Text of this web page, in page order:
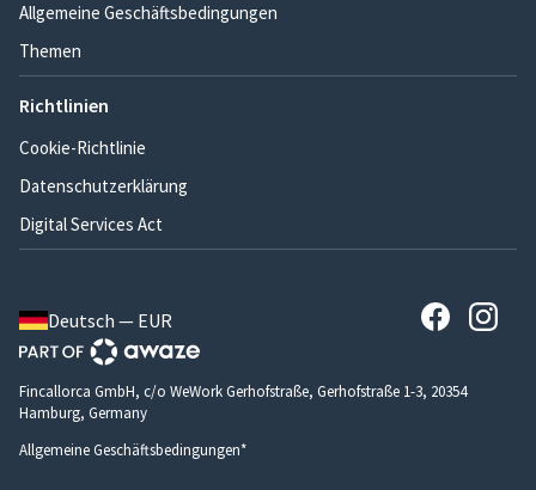
Allgemeine Geschäftsbedingungen
Themen
Richtlinien
Cookie-Richtlinie
Datenschutzerklärung
Digital Services Act
Deutsch — EUR
Fincallorca GmbH, c/o WeWork Gerhofstraße, Gerhofstraße 1-3, 20354
Hamburg, Germany
Allgemeine Geschäftsbedingungen*